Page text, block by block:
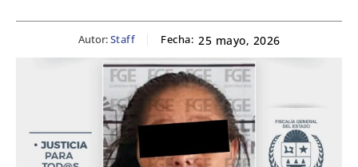
Autor:Staff Fecha: 25 mayo, 2026